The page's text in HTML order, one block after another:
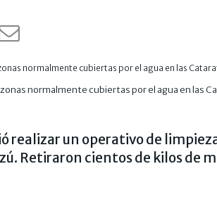
normalmente cubiertas por el agua en las
realizar un operativo de
Retiraron cientos de kilos de